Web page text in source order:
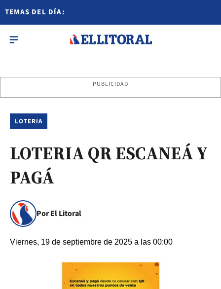
TEMAS DEL DÍA:
PUBLICIDAD
LOTERIA
LOTERIA QR ESCANEÁ Y
PAGÁ
Por El Litoral
Viernes, 19 de septiembre de 2025 a las 00:00